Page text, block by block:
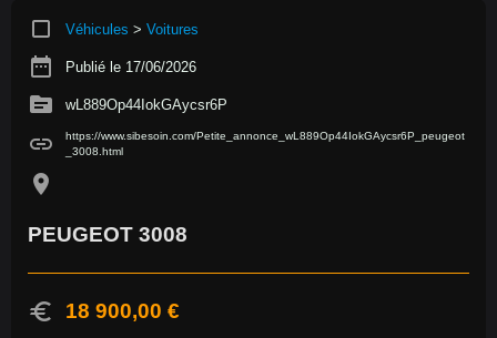
crop_square Véhicules > Voitures
date_range Publié le 17/06/2026
source wL889Op44IokGAycsr6P
link
https://www.sibesoin.com/Petite_annonce_wL889Op44IokGAycsr6P_peugeot
_3008.html
location_on
PEUGEOT 3008
euro 18 900,00 €